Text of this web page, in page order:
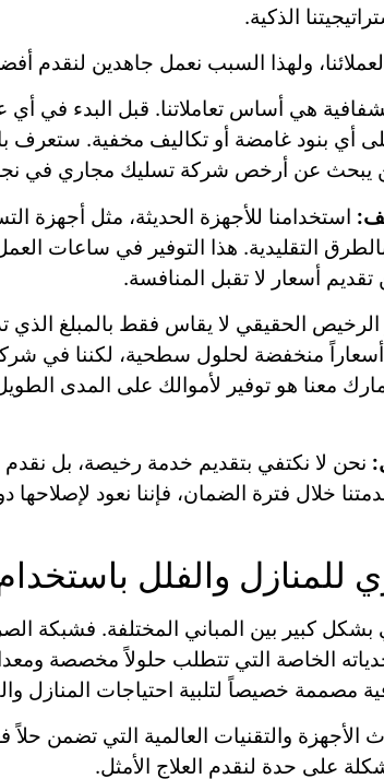
الذكية.
ولهذا السبب نعمل جاهدين لنقدم
هي أساس تعاملاتنا. قبل البدء في
بنود غامضة أو تكاليف مخفية. ستعرف
لمن يبحث عن أرخص شركة تسليك مجاري في
استخدامنا للأجهزة الحديثة، مثل أجهزة
التقليدية. هذا التوفير في ساعات
تقديم أسعار لا تقبل المنافسة.
الحقيقي لا يقاس فقط بالمبلغ
منخفضة لحلول سطحية، لكننا في
معنا هو توفير لأموالك على المدى
نحن لا نكتفي بتقديم خدمة رخيصة، بل
خلال فترة الضمان، فإننا نعود
والفلل
كبير بين المباني المختلفة. فشبكة
الخاصة التي تتطلب حلولاً مخصصة
مصممة خصيصاً لتلبية احتياجات المنازل
والتقنيات العالمية التي تضمن حلاً
على حدة لنقدم العلاج الأمثل.